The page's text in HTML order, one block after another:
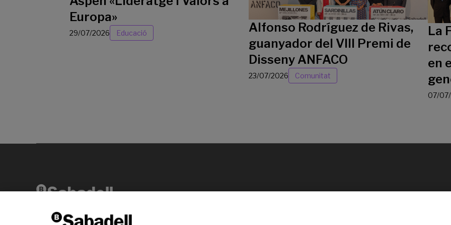
Europa»
29/07/2026 Educació
Alfonso Rodríguez de Rivas,
guanyador del VIII Premi de
Disseny ANFACO
23/07/2026 Comunitat
La
en
07/